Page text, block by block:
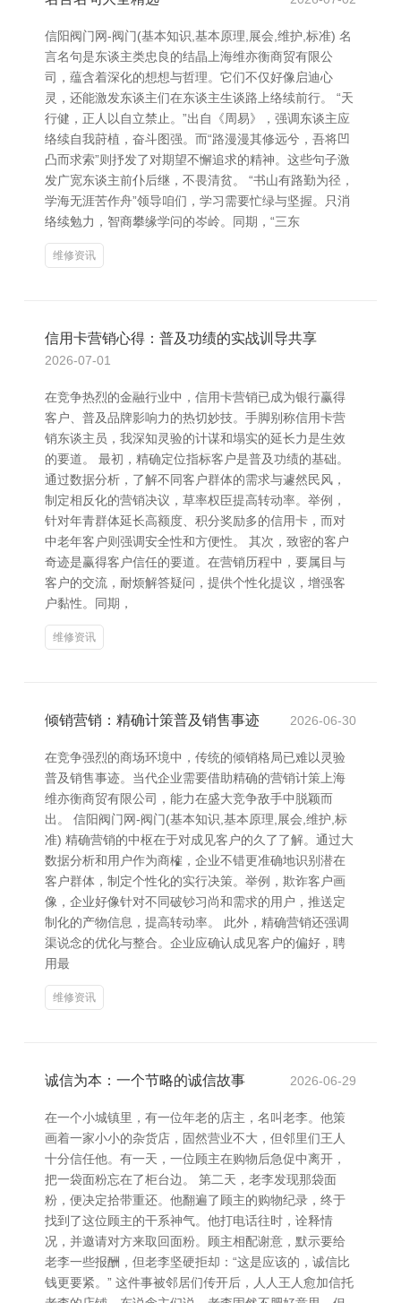
信阳阀门网-阀门(基本知识,基本原理,展会,维护,标准) 名
言名句是东谈主类忠良的结晶上海维亦衡商贸有限公
司，蕴含着深化的想想与哲理。它们不仅好像启迪心
灵，还能激发东谈主们在东谈主生谈路上络续前行。 “天
行健，正人以自立禁止。”出自《周易》，强调东谈主应
络续自我莳植，奋斗图强。而“路漫漫其修远兮，吾将凹
凸而求索”则抒发了对期望不懈追求的精神。这些句子激
发广宽东谈主前仆后继，不畏清贫。 “书山有路勤为径，
学海无涯苦作舟”领导咱们，学习需要忙绿与坚握。只消
络续勉力，智商攀缘学问的岑岭。同期，“三东
维修资讯
信用卡营销心得：普及功绩的实战训导共享
2026-07-01
在竞争热烈的金融行业中，信用卡营销已成为银行赢得
客户、普及品牌影响力的热切妙技。手脚别称信用卡营
销东谈主员，我深知灵验的计谋和塌实的延长力是生效
的要道。 最初，精确定位指标客户是普及功绩的基础。
通过数据分析，了解不同客户群体的需求与遽然民风，
制定相反化的营销决议，草率权臣提高转动率。举例，
针对年青群体延长高额度、积分奖励多的信用卡，而对
中老年客户则强调安全性和方便性。 其次，致密的客户
奇迹是赢得客户信任的要道。在营销历程中，要属目与
客户的交流，耐烦解答疑问，提供个性化提议，增强客
户黏性。同期，
维修资讯
倾销营销：精确计策普及销售事迹 2026-06-30
在竞争强烈的商场环境中，传统的倾销格局已难以灵验
普及销售事迹。当代企业需要借助精确的营销计策上海
维亦衡商贸有限公司，能力在盛大竞争敌手中脱颖而
出。 信阳阀门网-阀门(基本知识,基本原理,展会,维护,标
准) 精确营销的中枢在于对成见客户的久了了解。通过大
数据分析和用户作为商榷，企业不错更准确地识别潜在
客户群体，制定个性化的实行决策。举例，欺诈客户画
像，企业好像针对不同破钞习尚和需求的用户，推送定
制化的产物信息，提高转动率。 此外，精确营销还强调
渠说念的优化与整合。企业应确认成见客户的偏好，聘
用最
维修资讯
诚信为本：一个节略的诚信故事 2026-06-29
在一个小城镇里，有一位年老的店主，名叫老李。他策
画着一家小小的杂货店，固然营业不大，但邻里们王人
十分信任他。有一天，一位顾主在购物后急促中离开，
把一袋面粉忘在了柜台边。 第二天，老李发现那袋面
粉，便决定拾带重还。他翻遍了顾主的购物纪录，终于
找到了这位顾主的干系神气。他打电话往时，诠释情
况，并邀请对方来取回面粉。顾主相配谢意，默示要给
老李一些报酬，但老李坚硬拒却：“这是应该的，诚信比
钱更要紧。” 这件事被邻居们传开后，人人王人愈加信托